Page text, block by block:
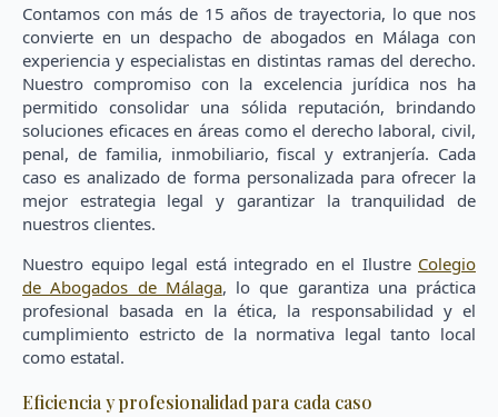
Contamos con más de 15 años de trayectoria, lo que nos
convierte en un despacho de abogados en Málaga con
experiencia y especialistas en distintas ramas del derecho.
Nuestro compromiso con la excelencia jurídica nos ha
permitido consolidar una sólida reputación, brindando
soluciones eficaces en áreas como el derecho laboral, civil,
penal, de familia, inmobiliario, fiscal y extranjería. Cada
caso es analizado de forma personalizada para ofrecer la
mejor estrategia legal y garantizar la tranquilidad de
nuestros clientes.
Nuestro equipo legal está integrado en el Ilustre Colegio
de Abogados de Málaga, lo que garantiza una práctica
profesional basada en la ética, la responsabilidad y el
cumplimiento estricto de la normativa legal tanto local
como estatal.
Eficiencia y profesionalidad para cada caso